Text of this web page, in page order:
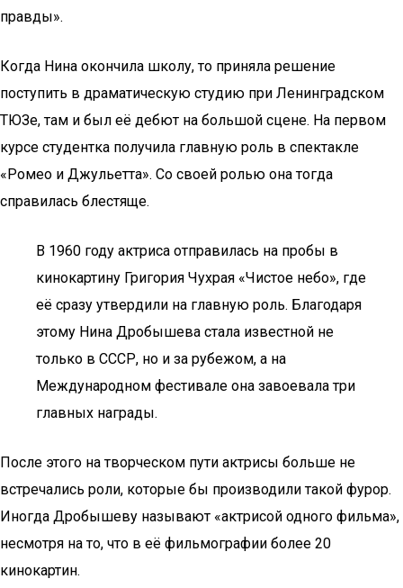
правды».
Когда Нина окончила школу, то приняла решение
поступить в драматическую студию при Ленинградском
ТЮЗе, там и был её дебют на большой сцене. На первом
курсе студентка получила главную роль в спектакле
«Ромео и Джульетта». Со своей ролью она тогда
справилась блестяще.
В 1960 году актриса отправилась на пробы в
кинокартину Григория Чухрая «Чистое небо», где
её сразу утвердили на главную роль. Благодаря
этому Нина Дробышева стала известной не
только в СССР, но и за рубежом, а на
Международном фестивале она завоевала три
главных награды.
После этого на творческом пути актрисы больше не
встречались роли, которые бы производили такой фурор.
Иногда Дробышеву называют «актрисой одного фильма»,
несмотря на то, что в её фильмографии более 20
кинокартин.